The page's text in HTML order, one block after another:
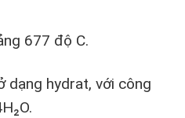
677 độ C.
dạng hydrat, với công